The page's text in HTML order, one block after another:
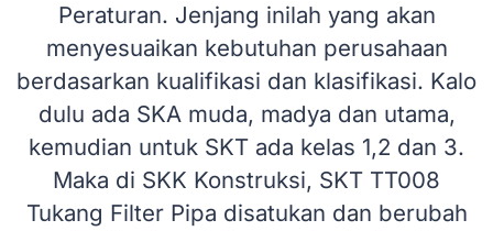
Peraturan. Jenjang inilah yang akan
menyesuaikan kebutuhan perusahaan
berdasarkan kualifikasi dan klasifikasi. Kalo
dulu ada SKA muda, madya dan utama,
kemudian untuk SKT ada kelas 1,2 dan 3.
Maka di SKK Konstruksi, SKT TT008
Tukang Filter Pipa disatukan dan berubah